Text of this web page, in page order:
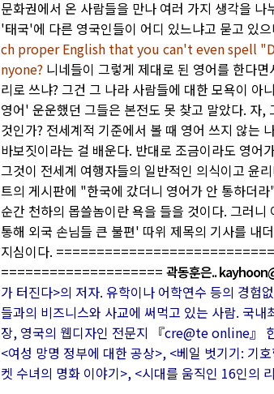
문화권에서 온 사람들을 만나 여러 가지 생각을
'태국'에 다른 영국인들이 어디 있느냐고 묻고 있
ch proper English that you can't even spell
nyone? 니네들이 그렇게 제대로 된 영어를 한다
리로 쓰냐? 그건 그 나라 사람들에 대한 모욕이 아
영어' 운운했던 그들은 본전도 못 찾고 말았다. 자,
것인가? 전세계적 기준에서 볼 때 영어 쓰지 않는
바보짓이라는 걸 배운다. 반대로 조금이라도 영어
그것이 전세계 여행자들의 일반적인 의식이고 윤
트의 게시판에 "한국에 갔더니 영어가 안 통하더
순간 천하의 몹쓸놈이란 욕을 들을 것이다. 그러
통해 외국 손님들 큰 불편' 따위 제목의 기사를 내
지심이다.
==================== 곽동훈은..
가 터진다>의 저자. 유학이나 어학연수 등의 경험
들과의 비즈니스와 사교에 써먹고 있는 사람. 국
장, 영국의 웹디자인 전문지 『cre@te online』
<여성 망명 정부에 대한 공상>, <베일 벗기기: 기
켓 수녀의 명화 이야기>, <시대를 움직인 16인의